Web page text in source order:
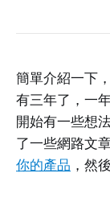
簡單介紹一下
有三年了，一
開始有一些想
了一些網路文
你的產品 ，然